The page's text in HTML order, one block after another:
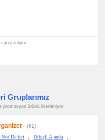
gösteriliyor
Gruplarımız
promosyon ürünü listeleniyor
(61)
Not Defteri
Dikişli Ajanda